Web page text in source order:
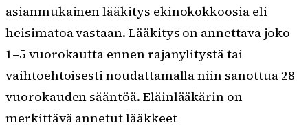
asianmukainen lääkitys ekinokokkoosia eli
heisimatoa vastaan. Lääkitys on annettava joko
1–5 vuorokautta ennen rajanylitystä tai
vaihtoehtoisesti noudattamalla niin sanottua 28
vuorokauden sääntöä. Eläinlääkärin on
merkittävä annetut lääkkeet